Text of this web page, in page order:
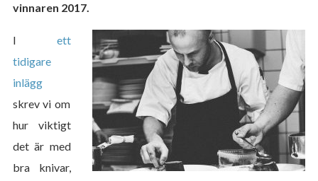
vinnaren 2017.
Iett
tidigare
inlägg
skrev vi om
hur viktigt
det är med
bra knivar,